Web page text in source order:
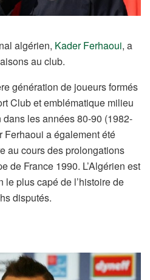
algérien, Kader Ferhaoui, a
au club.
génération de joueurs formés
Club et emblématique milieu
les années 80-90 (1982-
Ferhaoui a également été
au cours des prolongations
de France 1990. L’Algérien est
plus capé de l’histoire de
disputés.